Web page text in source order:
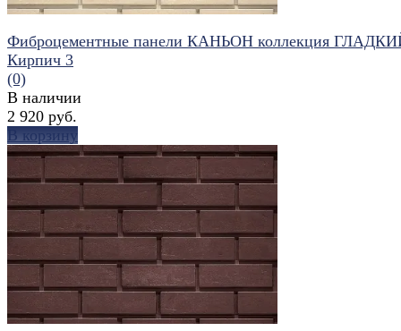
избранное сравнить
Фиброцементные панели КАНЬОН коллекция
Кирпич 3
(0)
В наличии
2 920 руб.
В корзину